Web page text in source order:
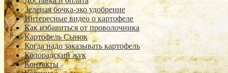
Зеленая бочка-эко удобрение
Интересные видео о картофеле
Как избавиться от проволочника
Картофель Сынок
Когда надо заказывать картофель
Колорадский жук
Контакты